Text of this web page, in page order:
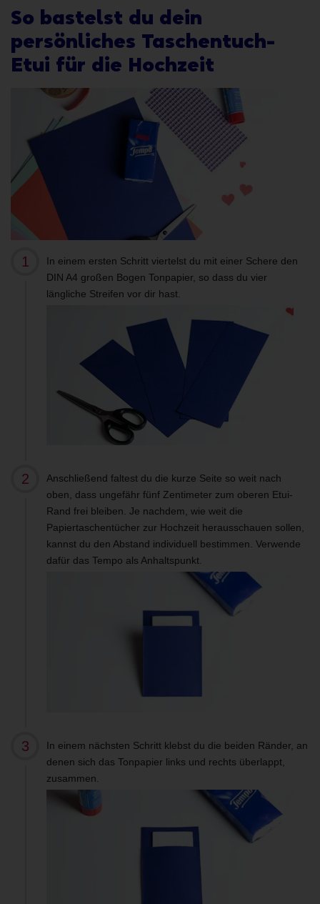
So bastelst du dein
persönliches Taschentuch-
Etui für die Hochzeit
In einem ersten Schritt viertelst du mit einer Schere den
DIN A4 großen Bogen Tonpapier, so dass du vier
längliche Streifen vor dir hast.
Anschließend faltest du die kurze Seite so weit nach
oben, dass ungefähr fünf Zentimeter zum oberen Etui-
Rand frei bleiben. Je nachdem, wie weit die
Papiertaschentücher zur Hochzeit herausschauen sollen,
kannst du den Abstand individuell bestimmen. Verwende
dafür das Tempo als Anhaltspunkt.
In einem nächsten Schritt klebst du die beiden Ränder, an
denen sich das Tonpapier links und rechts überlappt,
zusammen.